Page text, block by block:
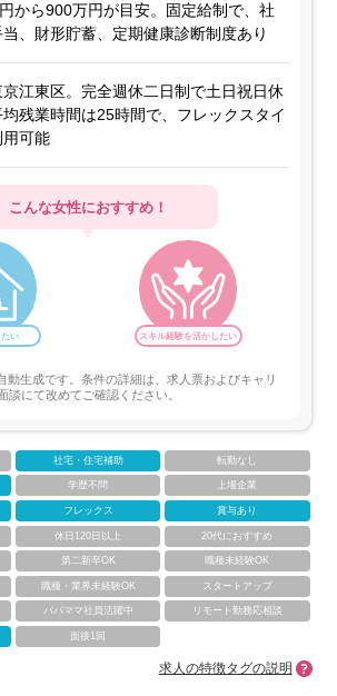
から900万円が目安。固定給制で、社
、財形貯蓄、定期健康診断制度あり
江東区。完全週休二日制で土日祝日休
残業時間は25時間で、フレックスタイ
用可能
こんな女性におすすめ！
い スキル経験を活かしたい
生成です。条件の詳細は、求人票およびキャリ
談にて改めてご確認ください。
社宅・住宅補助 転勤なし
学歴不問 上場企業
フレックス 賞与あり
休日120日以上 20代におすすめ
第二新卒OK 職種未経験OK
職種・業界未経験OK スタートアップ
パパママ社員活躍中 リモート勤務応相談
面接1回
求人の特徴タグの説明